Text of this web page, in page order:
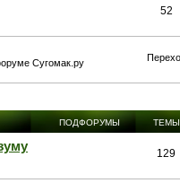
52
Сугомак.ру
ПОДФОРУМЫ ТЕМЫ
129